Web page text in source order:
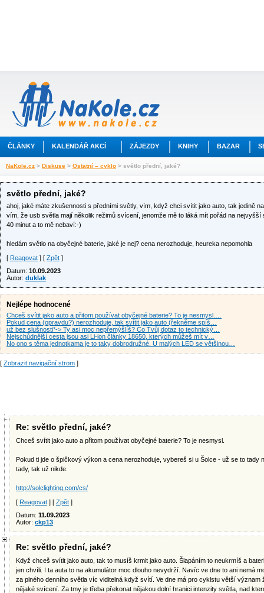
ČLÁNKY KALENDÁŘ AKCÍ ZÁJEZDY KNIHY BAZAR
NaKole.cz > Diskuse > Ostatní – cyklo > světlo přední, jaké?
světlo přední, jaké?
ahoj, jaké máte zkušennosti s předními světly, vím, když chci svítit jako auto, tak jedině
vím, že usb světla mají několik režimů svícení, jenomže mě to láká mít pořád na
40 minut a to mě nebaví:-)
hledám světlo na obyčejné baterie, jaké je nej? cena nerozhoduje, heureka nepomohla
[ Reagovat ] [ Zpět ]
Datum: 10.09.2023
Autor: duklak
Nejlépe hodnocené
Chceš svítit jako auto a přitom používat obyčejné baterie? To je nesmysl.…
Pokud cena (opravdu?) nerozhoduje, tak svítit jako auto (řekněme spíš…
už bez slušnosti*-> Ty asi moc nepřemýšlíš? Co Tvůj dotaz to technický…
Nejschůdnější cesta jsou asi Li-ion články 18650, kterých můžeš mít v…
No ono s těma jednotkama je to taky dobrodružné. U malých LED se většinou…
[ Zobrazit navigační strom ]
Re: světlo přední, jaké?
Chceš svítit jako auto a přitom používat obyčejné baterie? To je nesmysl.
Pokud ti jde o špičkový výkon a cena nerozhoduje, vybereš si u Šolce - už se to tady
tady, tak už nikde.
http://solclighting.com/cs/
[ Reagovat ] [ Zpět ]
Datum: 11.09.2023
Autor: ckp13
Re: světlo přední, jaké?
Když chceš svítit jako auto, tak to musíš krmit jako auto. Šlapáním to neukrmíš a
jen chvíli. I ta auta to na akumulátor moc dlouho nevydrží. Navíc ve dne to ani nemá
za plného denního světla víc viditelná když svítí. Ve dne má pro cyklstu větší význam
nějaké svícení. Za tmy je třeba překonat nějakou dolní hranici intenzity světla, nad